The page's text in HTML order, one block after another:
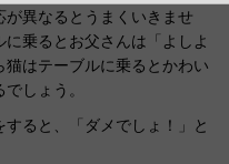
が異なるとうまくいきませ
乗るとお父さんは「よしよ
猫はテーブルに乗るとかわい
しょう。
ると、「ダメでしょ！」と